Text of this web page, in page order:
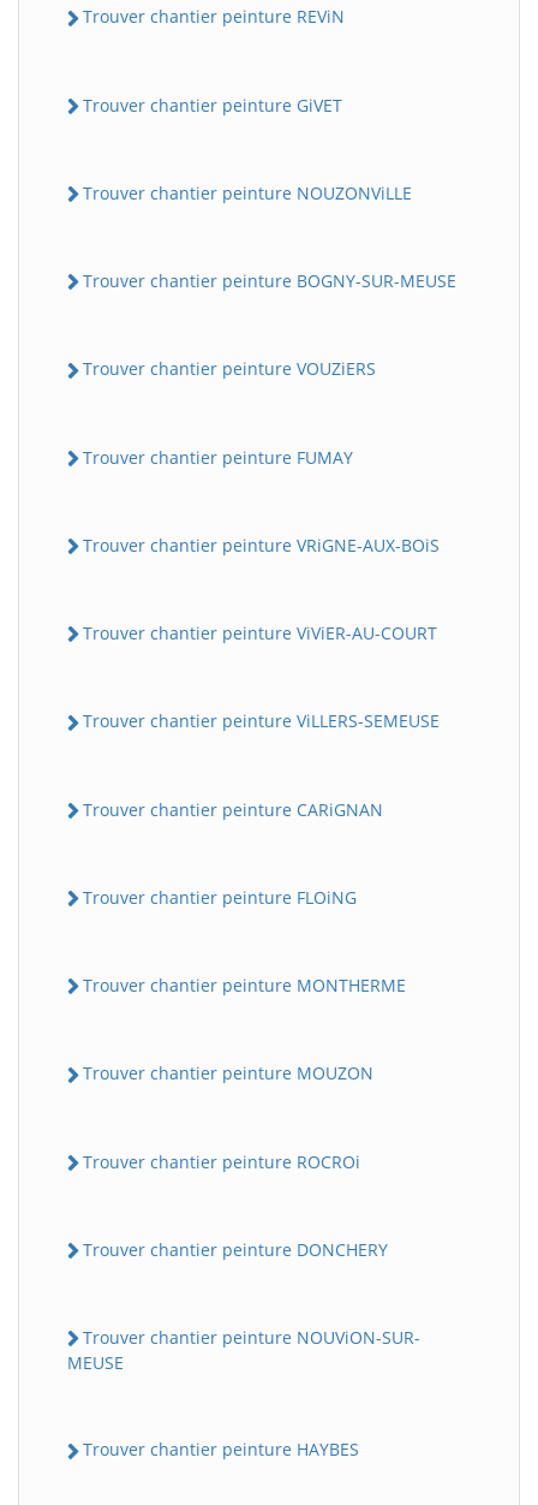
Trouver chantier peinture REViN
Trouver chantier peinture GiVET
Trouver chantier peinture NOUZONViLLE
Trouver chantier peinture BOGNY-SUR-MEUSE
Trouver chantier peinture VOUZiERS
Trouver chantier peinture FUMAY
Trouver chantier peinture VRiGNE-AUX-BOiS
Trouver chantier peinture ViViER-AU-COURT
Trouver chantier peinture ViLLERS-SEMEUSE
Trouver chantier peinture CARiGNAN
Trouver chantier peinture FLOiNG
Trouver chantier peinture MONTHERME
Trouver chantier peinture MOUZON
Trouver chantier peinture ROCROi
Trouver chantier peinture DONCHERY
Trouver chantier peinture NOUViON-SUR-
MEUSE
Trouver chantier peinture HAYBES